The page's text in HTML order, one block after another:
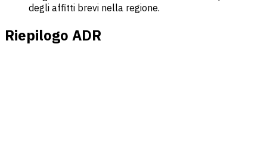
degli affitti brevi nella regione.
Riepilogo ADR